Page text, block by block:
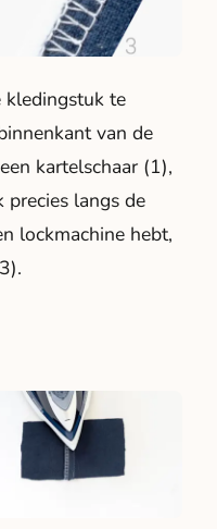
kledingstuk te
van de
kartelschaar (1),
precies langs de
lockmachine hebt,